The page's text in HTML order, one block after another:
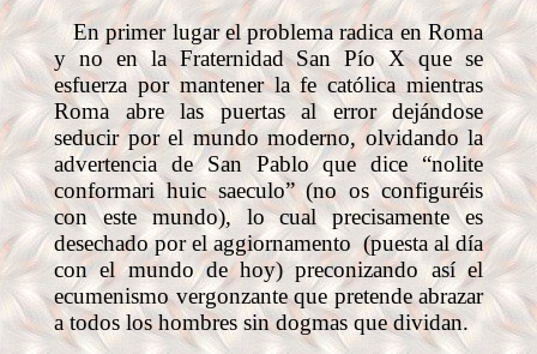
En primer lugar el problema radica en Roma
y no en la Fraternidad San Pío X que se
esfuerza por mantener la fe católica mientras
Roma abre las puertas al error dejándose
seducir por el mundo moderno, olvidando la
advertencia de San Pablo que dice “nolite
conformari huic saeculo” (no os configuréis
con este mundo), lo cual precisamente es
desechado por el aggiornamento (puesta al día
con el mundo de hoy) preconizando así el
ecumenismo vergonzante que pretende abrazar
a todos los hombres sin dogmas que dividan.